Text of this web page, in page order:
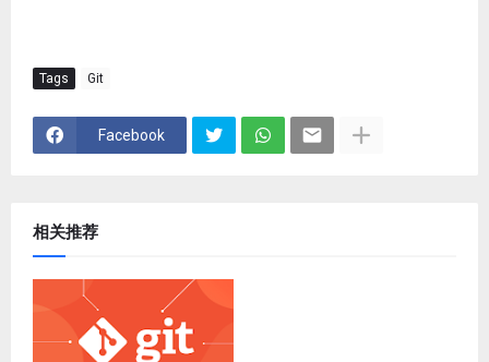
Tags Git
Facebook
相关推荐